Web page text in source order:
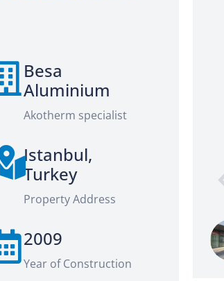
Besa
Aluminium
Akotherm specialist
Istanbul,
Turkey
Property Address
2009
Year of Construction